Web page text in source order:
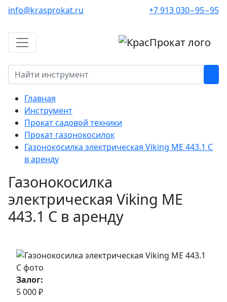
info@krasprokat.ru +7 913 030−95−95
Главная
Инструмент
Прокат садовой техники
Прокат газонокосилок
Газонокосилка электрическая Viking ME 443.1 C
в аренду
Газонокосилка
электрическая Viking ME
443.1 C в аренду
Залог:
5 000 ₽